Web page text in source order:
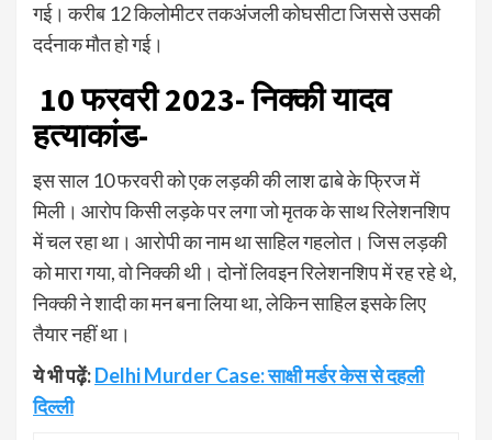
गई। करीब 12 किलोमीटर तकअंजली कोघसीटा जिससे उसकी
दर्दनाक मौत हो गई।
10 फरवरी 2023- निक्की यादव
हत्याकांड-
इस साल 10 फरवरी को एक लड़की की लाश ढाबे के फ्रिज में
मिली। आरोप किसी लड़के पर लगा जो मृतक के साथ रिलेशनशिप
में चल रहा था। आरोपी का नाम था साहिल गहलोत। जिस लड़की
को मारा गया, वो निक्की थी। दोनों लिवइन रिलेशनशिप में रह रहे थे,
निक्की ने शादी का मन बना लिया था, लेकिन साहिल इसके लिए
तैयार नहीं था।
ये भी पढ़ें:Delhi Murder Case: साक्षी मर्डर केस से दहली
दिल्ली